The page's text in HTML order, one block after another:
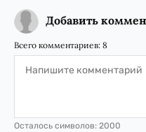
Добавить
Всего комментариев: 8
Осталось символов: 2000